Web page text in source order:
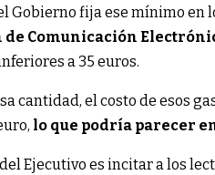
Gobierno fija ese mínimo en
de Comunicación
a 35 euros.
cantidad, el costo de esos
lo que podría parecer
Ejecutivo es incitar a los